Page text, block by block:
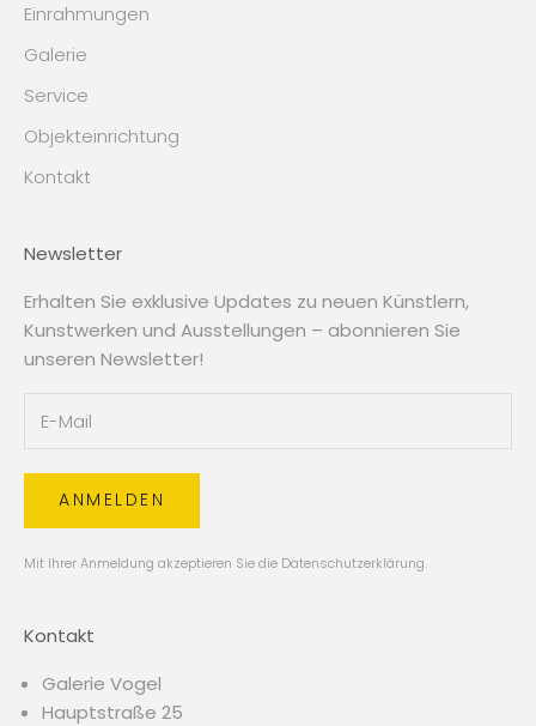
Einrahmungen
Galerie
Service
Objekteinrichtung
Kontakt
Newsletter
Erhalten Sie exklusive Updates zu neuen Künstlern,
Kunstwerken und Ausstellungen – abonnieren Sie
unseren Newsletter!
ANMELDEN
Mit Ihrer Anmeldung akzeptieren Sie die Datenschutzerklärung.
Kontakt
Galerie Vogel
Hauptstraße 25